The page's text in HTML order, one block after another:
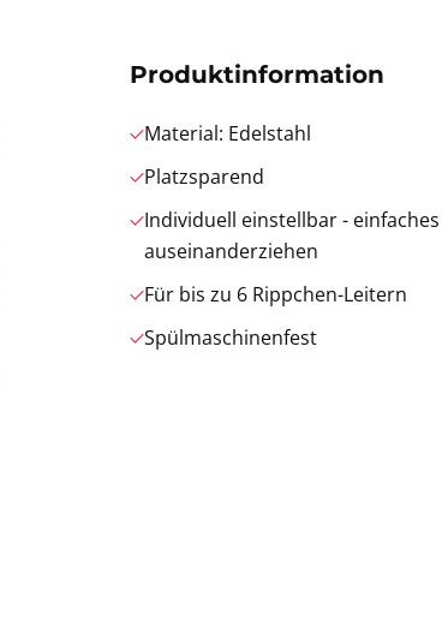
Produktinformation
Material: Edelstahl
Platzsparend
Individuell einstellbar - einfaches
auseinanderziehen
Für bis zu 6 Rippchen-Leitern
Spülmaschinenfest